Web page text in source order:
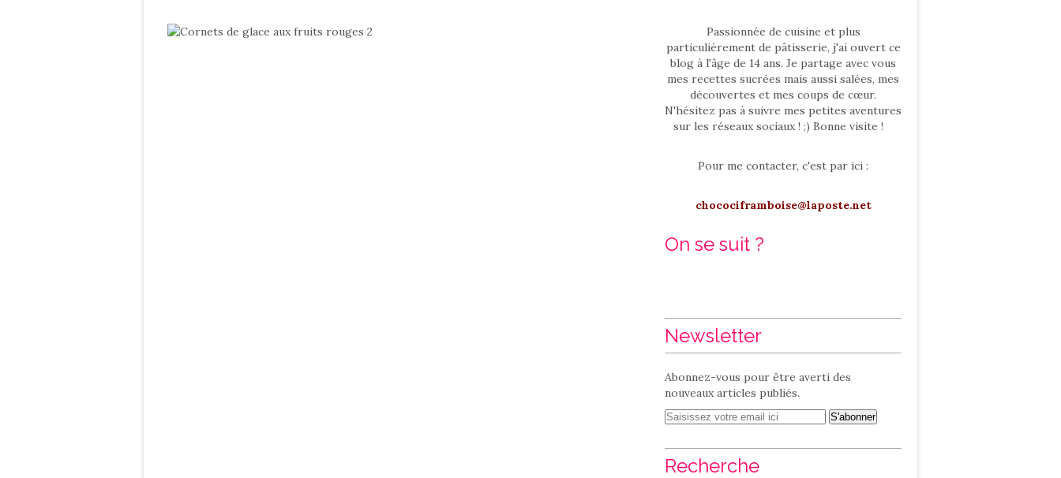
Passionnée de cuisine et plus
particulièrement de pâtisserie, j'ai ouvert ce
blog à l'âge de 14 ans. Je partage avec vous
mes recettes sucrées mais aussi salées, mes
découvertes et mes coups de cœur.
N'hésitez pas à suivre mes petites aventures
sur les réseaux sociaux ! ;) Bonne visite !
Pour me contacter, c'est par ici :
chocociframboise@laposte.net
On se suit ?
Newsletter
Abonnez-vous pour être averti des
nouveaux articles publiés.
Recherche